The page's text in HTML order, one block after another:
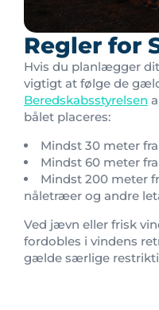
Regler for
Hvis du planlægger
vigtigt at følge de
Beredskabsstyrelsen
bålet placeres:
Mindst 30 meter
Mindst 60 meter
Mindst 200 meter
nåletræer og andre
Ved jævn eller frisk
fordobles i vindens
gælde særlige